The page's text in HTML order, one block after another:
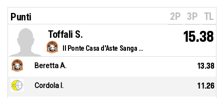
Punti 2P 3P TL
Il Ponte Casa d'Aste Sanga Milano
Toffali S. 15.38
Beretta A. 13.38
Cordola I. 11.26